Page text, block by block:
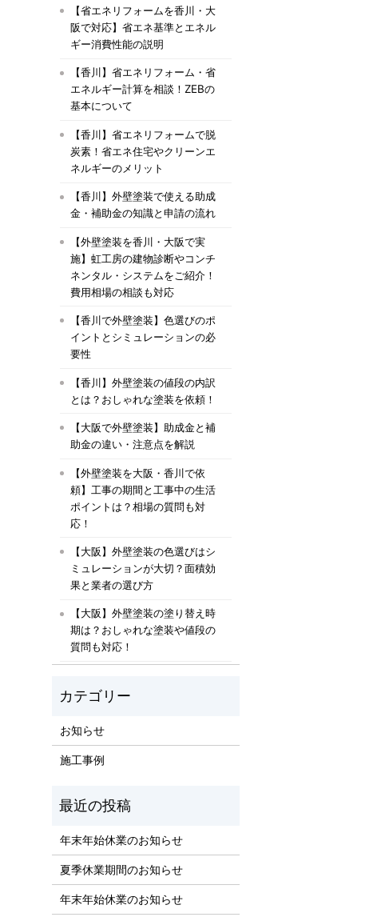
【省エネリフォームを香川・大
阪で対応】省エネ基準とエネル
ギー消費性能の説明
【香川】省エネリフォーム・省
エネルギー計算を相談！ZEBの
基本について
【香川】省エネリフォームで脱
炭素！省エネ住宅やクリーンエ
ネルギーのメリット
【香川】外壁塗装で使える助成
金・補助金の知識と申請の流れ
【外壁塗装を香川・大阪で実
施】虹工房の建物診断やコンチ
ネンタル・システムをご紹介！
費用相場の相談も対応
【香川で外壁塗装】色選びのポ
イントとシミュレーションの必
要性
【香川】外壁塗装の値段の内訳
とは？おしゃれな塗装を依頼！
【大阪で外壁塗装】助成金と補
助金の違い・注意点を解説
【外壁塗装を大阪・香川で依
頼】工事の期間と工事中の生活
ポイントは？相場の質問も対
応！
【大阪】外壁塗装の色選びはシ
ミュレーションが大切？面積効
果と業者の選び方
【大阪】外壁塗装の塗り替え時
期は？おしゃれな塗装や値段の
質問も対応！
お知らせ
施工事例
年末年始休業のお知らせ
夏季休業期間のお知らせ
年末年始休業のお知らせ